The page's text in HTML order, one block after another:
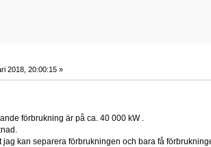
2018, 20:00:15 »
förbrukning är på ca. 40 000 kW .
kan separera förbrukningen och bara få